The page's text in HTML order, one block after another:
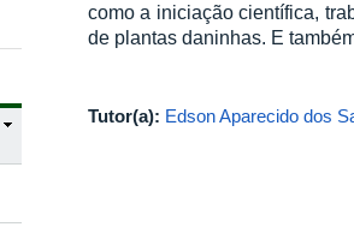
como a iniciação científica,
de plantas daninhas. E
Tutor(a): Edson Aparecido dos